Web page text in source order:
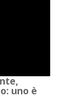
uno è